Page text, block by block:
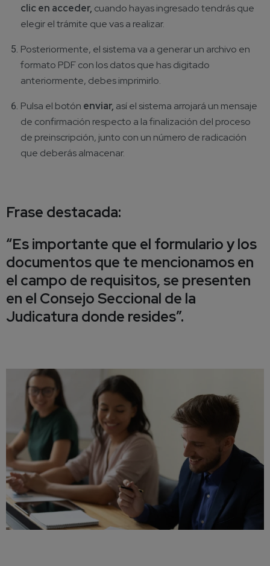
clic en acceder, cuando hayas ingresado tendrás que
elegir el trámite que vas a realizar.
Posteriormente, el sistema va a generar un archivo en
formato PDF con los datos que has digitado
anteriormente, debes imprimirlo.
Pulsa el botón enviar, así el sistema arrojará un mensaje
de confirmación respecto a la finalización del proceso
de preinscripción, junto con un número de radicación
que deberás almacenar.
Frase destacada:
“Es importante que el formulario y los
documentos que te mencionamos en
el campo de requisitos, se presenten
en el Consejo Seccional de la
Judicatura donde resides”.